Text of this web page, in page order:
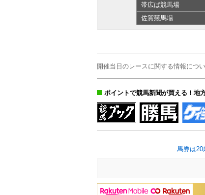
帯広ば競馬場
佐賀競馬場
開催当日のレースに関する情報につ
ポイントで競馬新聞が買える！地
馬券は